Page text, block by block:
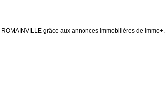
grâce aux annonces immobilières de immo+.